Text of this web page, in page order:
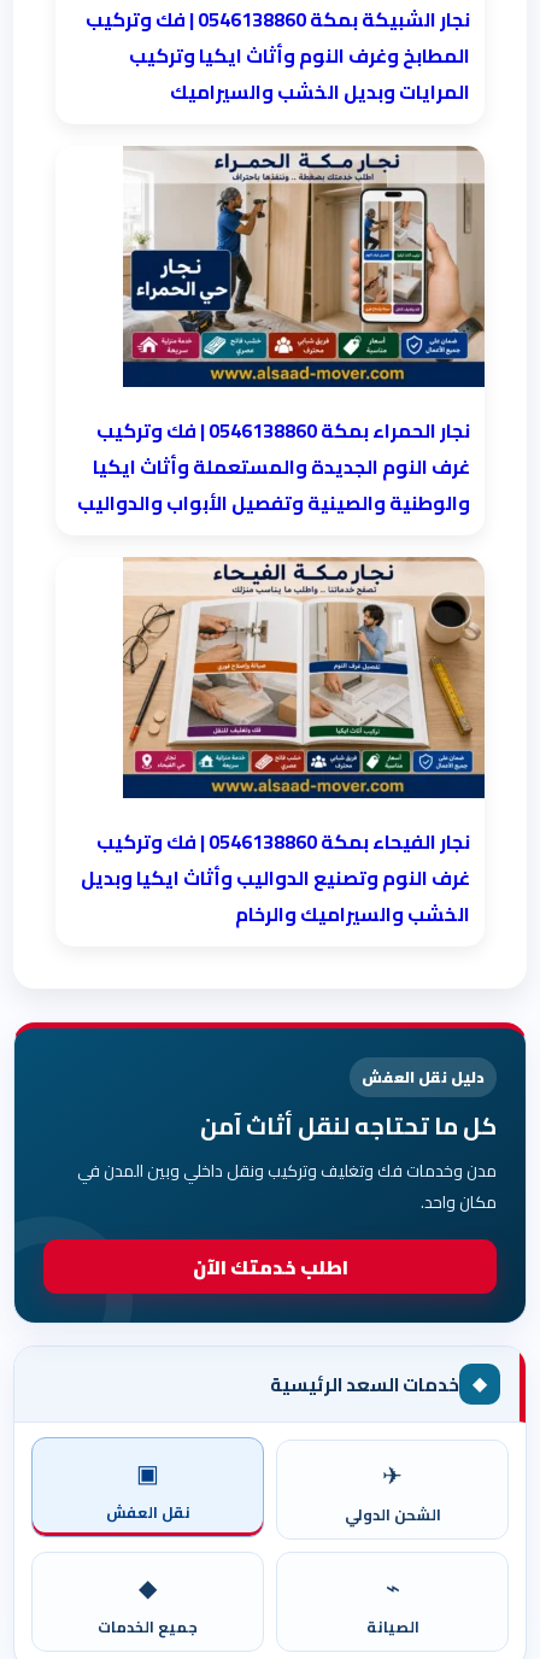
نجار الشبيكة بمكة 0546138860⁩ | فك وتركيب
المطابخ وغرف النوم وأثاث ايكيا وتركيب
المرايات وبديل الخشب والسيراميك
نجار الحمراء بمكة 0546138860⁩ | فك وتركيب
غرف النوم الجديدة والمستعملة وأثاث ايكيا
والوطنية والصينية وتفصيل الأبواب والدواليب
نجار الفيحاء بمكة 0546138860⁩ | فك وتركيب
غرف النوم وتصنيع الدواليب وأثاث ايكيا وبديل
الخشب والسيراميك والرخام
دليل نقل العفش
كل ما تحتاجه لنقل أثاث آمن
مدن وخدمات فك وتغليف وتركيب ونقل داخلي وبين المدن في
مكان واحد.
اطلب خدمتك الآن
◆ خدمات السعد الرئيسية
✈
الشحن الدولي
▣
نقل العفش
⌁
الصيانة
◆
جميع الخدمات